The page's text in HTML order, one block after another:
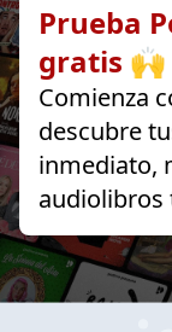
Prueba
gratis 🙌
Comienza
descubre
inmediato,
audiolibros